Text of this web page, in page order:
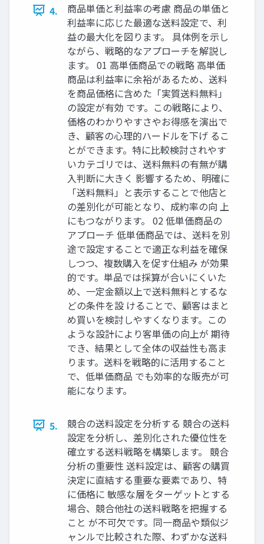
4.
商品単価と利益率の考慮 商品の単価と
利益率に応じた最適な送料設定で、利
益の最大化を図ります。 具体例を示し
ながら、戦略的なアプローチを解説し
ます。 01 高単価商品での戦略 高単価
商品は利益率に余裕があるため、送料
を商品価格に含めた「実質送料無料」
の設定が有効 です。この戦略により、
価格のわかりやすさやお得感を演出で
き、顧客の心理的ハードルを下げ るこ
とができます。特に比較検討されやす
いカテゴリでは、送料無料の有無が購
入判断に大きく 影響するため、明確に
「送料無料」と表示することで他店と
の差別化が可能となり、成約率の向 上
にもつながります。 02 低単価商品の
アプローチ 低単価商品では、送料を別
途で設定することで適正な利益を確保
しつつ、複数購入を促す仕組み が効果
的です。単品では採算が合いにくいた
め、一定金額以上で送料無料とするな
どの条件を設 けることで、顧客はまと
め買いを検討しやすくなります。この
ような設計により客単価の向上が 期待
でき、結果として全体の収益性も高ま
ります。送料を戦略的に活用すること
で、低単価商品 でも効率的な販売が可
能になります。
5.
競合の送料設定を分析する 競合の送料
設定を分析し、差別化された優位性を
確立する送料戦略を構築します。 競合
分析の重要性 送料設定は、顧客の購買
決定に直結する重要な要素であり、特
に価格に 敏感な層をターゲットとする
場合、競合他社の送料戦略を把握する
こと が不可欠です。同一商品や類似ジ
ャンルで比較された際、わずかな送料